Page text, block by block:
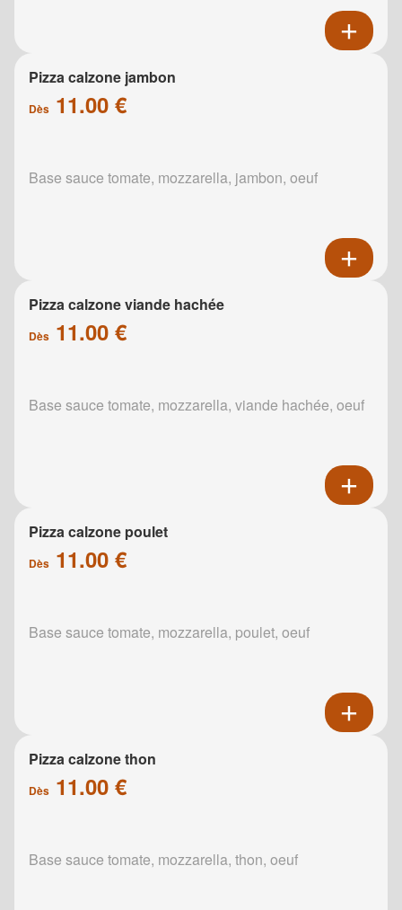
Pizza calzone jambon
Dès 11.00 €
Base sauce tomate, mozzarella, jambon, oeuf
Pizza calzone viande hachée
Dès 11.00 €
Base sauce tomate, mozzarella, viande hachée, oeuf
Pizza calzone poulet
Dès 11.00 €
Base sauce tomate, mozzarella, poulet, oeuf
Pizza calzone thon
Dès 11.00 €
Base sauce tomate, mozzarella, thon, oeuf